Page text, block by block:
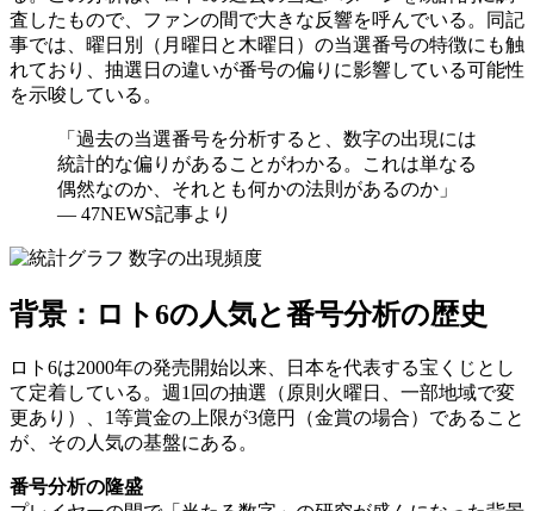
査したもので、ファンの間で大きな反響を呼んでいる。同記
事では、曜日別（月曜日と木曜日）の当選番号の特徴にも触
れており、抽選日の違いが番号の偏りに影響している可能性
を示唆している。
「過去の当選番号を分析すると、数字の出現には
統計的な偏りがあることがわかる。これは単なる
偶然なのか、それとも何かの法則があるのか」
— 47NEWS記事より
背景：ロト6の人気と番号分析の歴史
ロト6は2000年の発売開始以来、日本を代表する宝くじとし
て定着している。週1回の抽選（原則火曜日、一部地域で変
更あり）、1等賞金の上限が3億円（金賞の場合）であること
が、その人気の基盤にある。
番号分析の隆盛